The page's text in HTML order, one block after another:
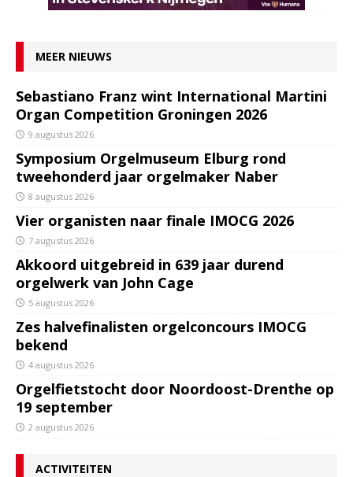
MEER NIEUWS
Sebastiano Franz wint International Martini
Organ Competition Groningen 2026
9 augustus 2026
Symposium Orgelmuseum Elburg rond
tweehonderd jaar orgelmaker Naber
8 augustus 2026
Vier organisten naar finale IMOCG 2026
7 augustus 2026
Akkoord uitgebreid in 639 jaar durend
orgelwerk van John Cage
5 augustus 2026
Zes halvefinalisten orgelconcours IMOCG
bekend
4 augustus 2026
Orgelfietstocht door Noordoost-Drenthe op
19 september
2 augustus 2026
ACTIVITEITEN